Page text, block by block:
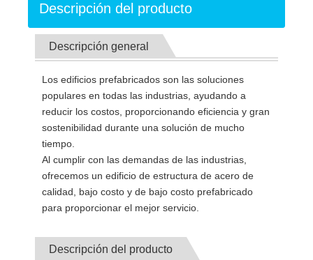
Descripción del producto
Descripción general
Los edificios prefabricados son las soluciones
populares en todas las industrias, ayudando a
reducir los costos, proporcionando eficiencia y gran
sostenibilidad durante una solución de mucho
tiempo.
Al cumplir con las demandas de las industrias,
ofrecemos un edificio de estructura de acero de
calidad, bajo costo y de bajo costo prefabricado
para proporcionar el mejor servicio.
Descripción del producto